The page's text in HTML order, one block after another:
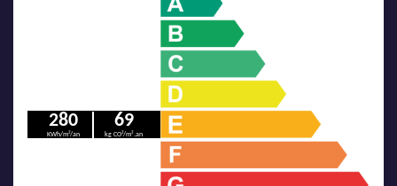
280
KWh/m²/an
69
kg CO²/m².an